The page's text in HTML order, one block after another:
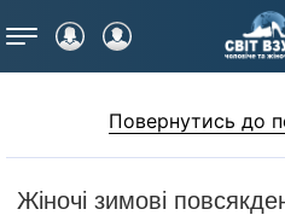
Меню
Повернутись до
Жіночі зимові